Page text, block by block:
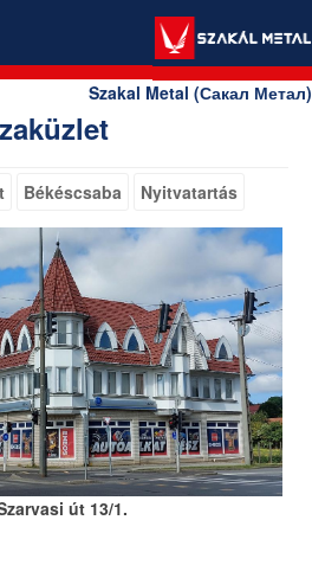
Szakal Metal (Сакал Метал)
Békéscsaba Nyitvatartás
út 13/1.